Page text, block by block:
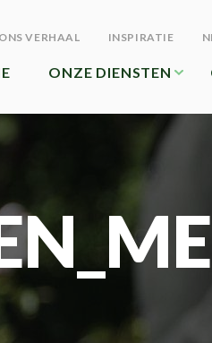
ONS VERHAAL INSPIRATIE
ONZE DIENSTEN